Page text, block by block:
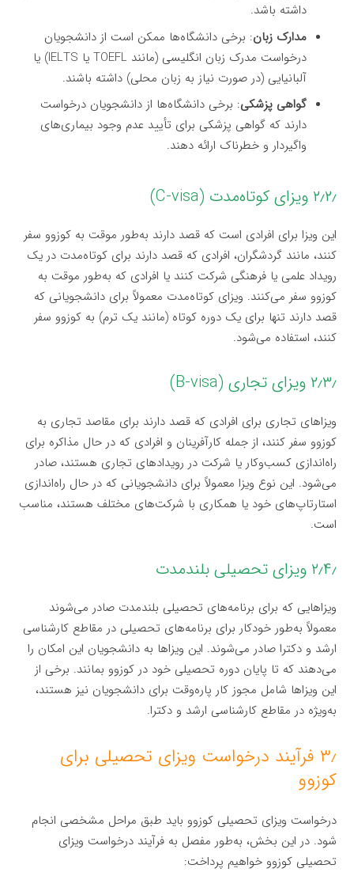
داشته باشد.
مدارک زبان: برخی دانشگاه‌ها ممکن است از دانشجویان
درخواست مدرک زبان انگلیسی (مانند TOEFL یا IELTS) یا
آلبانیایی (در صورت نیاز به زبان محلی) داشته باشند.
گواهی پزشکی: برخی دانشگاه‌ها از دانشجویان درخواست
دارند که گواهی پزشکی برای تأیید عدم وجود بیماری‌های
واگیردار و خطرناک ارائه دهند.
۲٫۲٫ ویزای کوتاه‌مدت (C-visa)
این ویزا برای افرادی است که قصد دارند به‌طور موقت به کوزوو سفر
کنند، مانند گردشگران، افرادی که قصد دارند برای کوتاه‌مدت در یک
رویداد علمی یا فرهنگی شرکت کنند یا افرادی که به‌طور موقت به
کوزوو سفر می‌کنند. ویزای کوتاه‌مدت معمولاً برای دانشجویانی که
قصد دارند تنها برای یک دوره کوتاه (مانند یک ترم) به کوزوو سفر
کنند، استفاده می‌شود.
۲٫۳٫ ویزای تجاری (B-visa)
ویزاهای تجاری برای افرادی که قصد دارند برای مقاصد تجاری به
کوزوو سفر کنند، از جمله کارآفرینان و افرادی که در حال مذاکره برای
راه‌اندازی کسب‌وکار یا شرکت در رویدادهای تجاری هستند، صادر
می‌شود. این نوع ویزا معمولاً برای دانشجویانی که در حال راه‌اندازی
استارتاپ‌های خود یا همکاری با شرکت‌های مختلف هستند، مناسب
است.
۲٫۴٫ ویزای تحصیلی بلندمدت
ویزاهایی که برای برنامه‌های تحصیلی بلندمدت صادر می‌شوند
معمولاً به‌طور خودکار برای برنامه‌های تحصیلی در مقاطع کارشناسی
ارشد و دکترا صادر می‌شوند. این ویزاها به دانشجویان این امکان را
می‌دهند که تا پایان دوره تحصیلی خود در کوزوو بمانند. برخی از
این ویزاها شامل مجوز کار پاره‌وقت برای دانشجویان نیز هستند،
به‌ویژه در مقاطع کارشناسی ارشد و دکترا.
۳٫ فرآیند درخواست ویزای تحصیلی برای
کوزوو
درخواست ویزای تحصیلی کوزوو باید طبق مراحل مشخصی انجام
شود. در این بخش، به‌طور مفصل به فرآیند درخواست ویزای
تحصیلی کوزوو خواهیم پرداخت: